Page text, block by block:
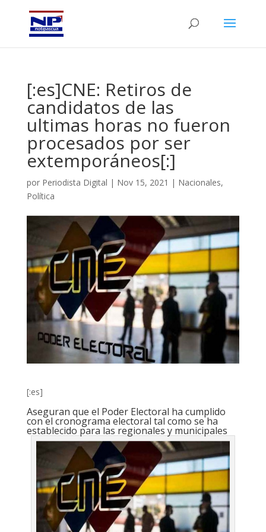
[:es]CNE: Retiros de
candidatos de las
ultimas horas no fueron
procesados por ser
extemporáneos[:]
por Periodista Digital | Nov 15, 2021 | Nacionales,
Política
[:es]
Aseguran que el Poder Electoral ha cumplido
con el cronograma electoral tal como se ha
establecido para las regionales y municipales